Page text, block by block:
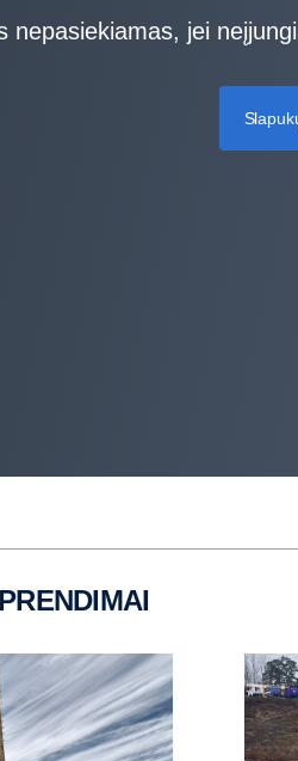
nepasiekiamas, jei